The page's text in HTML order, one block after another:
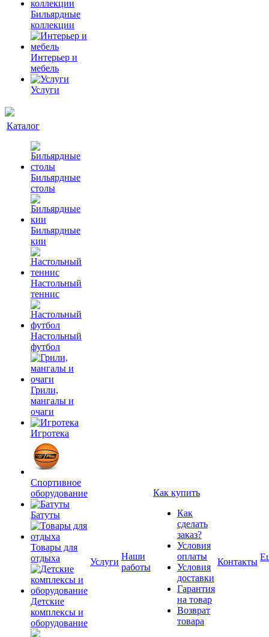
Бильярдные
коллекции
Интерьер и
мебель
Услуги
Каталог
Бильярдные
столы
Бильярдные
кии
Настольный
теннис
Настольный
футбол
Грили,
мангалы и
очаги
Игротека
Спортивное
оборудование
Батуты
Товары для
отдыха
Детские
комплексы и
оборудование
Услуги
Наши
работы
Как купить
Как
сделать
заказ?
Условия
оплаты
Условия
доставки
Гарантия
на товар
Возврат
товара
Контакты